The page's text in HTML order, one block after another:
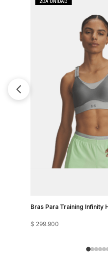
Bras Para Training Infinity
$ 299.900